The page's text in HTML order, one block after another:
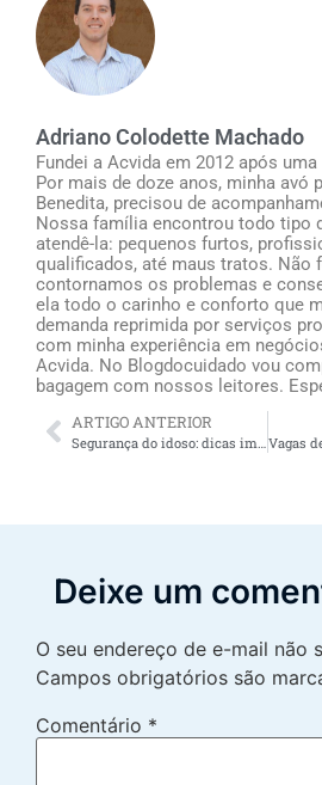
Adriano Colodette Machado
Fundei a Acvida em 2012 após
Por mais de doze anos, minha avó
Benedita, precisou de
Nossa família encontrou todo tipo
atendê-la: pequenos furtos,
qualificados, até maus tratos. Não
contornamos os problemas e
ela todo o carinho e conforto que
demanda reprimida por serviços
com minha experiência em
Acvida. No Blogdocuidado vou
bagagem com nossos leitores.
ARTIGO ANTERIOR
Deixe um
O seu endereço de e-mail não
Campos obrigatórios são
Comentário *